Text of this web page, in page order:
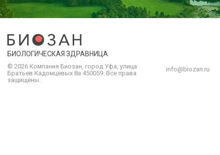
БИОЛОГИЧЕСКАЯ ЗДРАВНИЦА
© 2026 Компания Биозан город Уфа , улица
Братьев Кадомцевых 8а 450059 Все права
защищены.
info@biozan.ru